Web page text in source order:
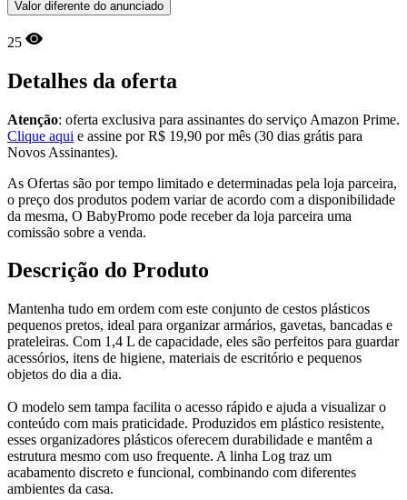
Valor diferente do anunciado
25
Detalhes da oferta
Atenção: oferta exclusiva para assinantes do serviço Amazon Prime.
Clique aqui e assine por R$ 19,90 por mês (30 dias grátis para
Novos Assinantes).
As Ofertas são por tempo limitado e determinadas pela loja parceira,
o preço dos produtos podem variar de acordo com a disponibilidade
da mesma, O BabyPromo pode receber da loja parceira uma
comissão sobre a venda.
Descrição do Produto
Mantenha tudo em ordem com este conjunto de cestos plásticos
pequenos pretos, ideal para organizar armários, gavetas, bancadas e
prateleiras. Com 1,4 L de capacidade, eles são perfeitos para guardar
acessórios, itens de higiene, materiais de escritório e pequenos
objetos do dia a dia.
O modelo sem tampa facilita o acesso rápido e ajuda a visualizar o
conteúdo com mais praticidade. Produzidos em plástico resistente,
esses organizadores plásticos oferecem durabilidade e mantêm a
estrutura mesmo com uso frequente. A linha Log traz um
acabamento discreto e funcional, combinando com diferentes
ambientes da casa.